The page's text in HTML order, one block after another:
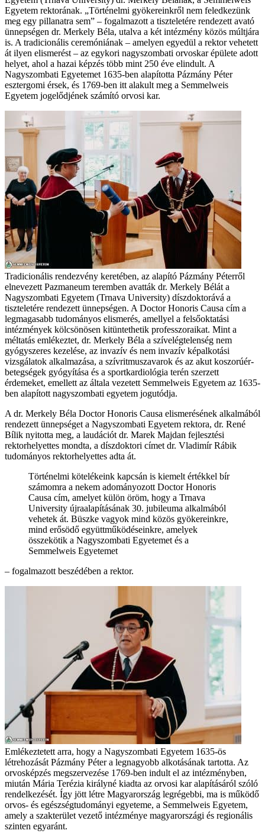
Egyetem rektorának. „Történelmi gyökereinkről nem feledkezünk
meg egy pillanatra sem” – fogalmazott a tiszteletére rendezett avató
ünnepségen dr. Merkely Béla, utalva a két intézmény közös múltjára
is. A tradicionális ceremóniának – amelyen egyedül a rektor vehetett
át ilyen elismerést – az egykori nagyszombati orvoskar épülete adott
helyet, ahol a hazai képzés több mint 250 éve elindult. A
Nagyszombati Egyetemet 1635-ben alapította Pázmány Péter
esztergomi érsek, és 1769-ben itt alakult meg a Semmelweis
Egyetem jogelődjének számító orvosi kar.
Tradicionális rendezvény keretében, az alapító Pázmány Péterről
elnevezett Pazmaneum teremben avatták dr. Merkely Bélát a
Nagyszombati Egyetem (Trnava University) díszdoktorává a
tiszteletére rendezett ünnepségen. A Doctor Honoris Causa cím a
legmagasabb tudományos elismerés, amellyel a felsőoktatási
intézmények kölcsönösen kitüntethetik professzoraikat. Mint a
méltatás emlékeztet, dr. Merkely Béla a szívelégtelenség nem
gyógyszeres kezelése, az invazív és nem invazív képalkotási
vizsgálatok alkalmazása, a szívritmuszavarok és az akut koszorúér-
betegségek gyógyítása és a sportkardiológia terén szerzett
érdemeket, emellett az általa vezetett Semmelweis Egyetem az 1635-
ben alapított nagyszombati egyetem jogutódja.
A dr. Merkely Béla Doctor Honoris Causa elismerésének alkalmából
rendezett ünnepséget a Nagyszombati Egyetem rektora, dr. René
Bílik nyitotta meg, a laudációt dr. Marek Majdan fejlesztési
rektorhelyettes mondta, a díszdoktori címet dr. Vladimír Rábik
tudományos rektorhelyettes adta át.
Történelmi kötelékeink kapcsán is kiemelt értékkel bír
számomra a nekem adományozott Doctor Honoris
Causa cím, amelyet külön öröm, hogy a Trnava
University újraalapításának 30. jubileuma alkalmából
vehetek át. Büszke vagyok mind közös gyökereinkre,
mind erősödő együttműködéseinkre, amelyek
összekötik a Nagyszombati Egyetemet és a
Semmelweis Egyetemet
– fogalmazott beszédében a rektor.
Emlékeztetett arra, hogy a Nagyszombati Egyetem 1635-ös
létrehozását Pázmány Péter a legnagyobb alkotásának tartotta. Az
orvosképzés megszervezése 1769-ben indult el az intézményben,
miután Mária Terézia királyné kiadta az orvosi kar alapításáról szóló
rendelkezését. Így jött létre Magyarország legrégebbi, ma is működő
orvos- és egészségtudományi egyeteme, a Semmelweis Egyetem,
amely a szakterület vezető intézménye magyarországi és regionális
szinten egyaránt.